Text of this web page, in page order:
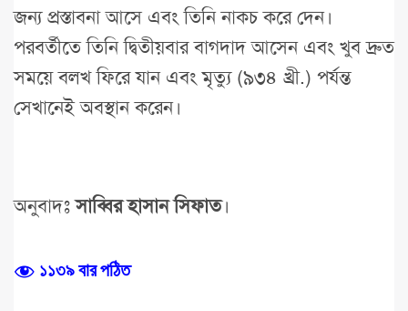
জন্য প্রস্তাবনা আসে এবং তিনি নাকচ করে দেন।
পরবর্তীতে তিনি দ্বিতীয়বার বাগদাদ আসেন এবং খুব দ্রুত
সময়ে বলখ ফিরে যান এবং মৃত্যু (৯৩৪ খ্রী.) পর্যন্ত
সেখানেই অবস্থান করেন।
অনুবাদঃসাব্বির হাসান সিফাত।
১১৩৯ বার পঠিত